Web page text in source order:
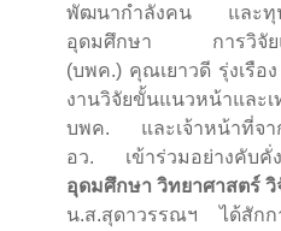
พัฒนากำลังคน และทุ
อุดมศึกษา การวิจัยแล
(บพค.) คุณเยาวดี รุ่งเรือ
งานวิจัยขั้นแนวหน้าและ
บพค. และเจ้าหน้าที่จา
อว. เข้าร่วมอย่าง
อุดมศึกษา วิทยาศาสตร์
น.ส.สุดาวรรณฯ ได้สักก